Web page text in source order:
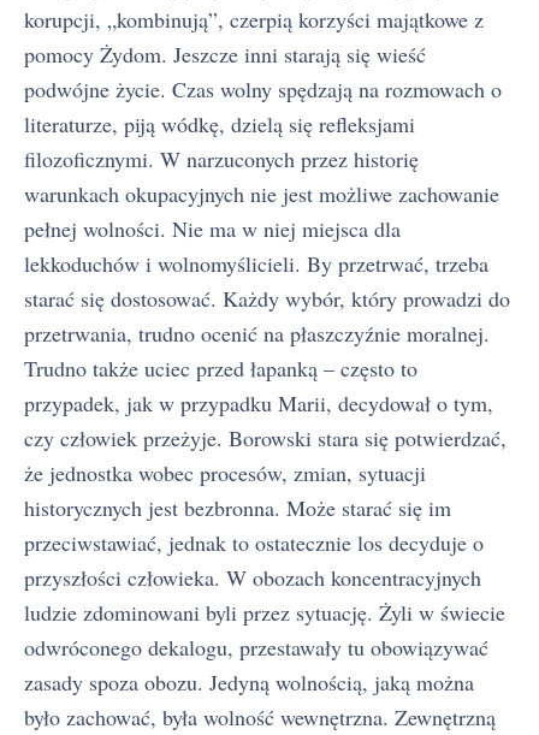
korupcji, „kombinują”, czerpią korzyści majątkowe z
pomocy Żydom. Jeszcze inni starają się wieść
podwójne życie. Czas wolny spędzają na rozmowach o
literaturze, piją wódkę, dzielą się refleksjami
filozoficznymi. W narzuconych przez historię
warunkach okupacyjnych nie jest możliwe zachowanie
pełnej wolności. Nie ma w niej miejsca dla
lekkoduchów i wolnomyślicieli. By przetrwać, trzeba
starać się dostosować. Każdy wybór, który prowadzi do
przetrwania, trudno ocenić na płaszczyźnie moralnej.
Trudno także uciec przed łapanką – często to
przypadek, jak w przypadku Marii, decydował o tym,
czy człowiek przeżyje. Borowski stara się potwierdzać,
że jednostka wobec procesów, zmian, sytuacji
historycznych jest bezbronna. Może starać się im
przeciwstawiać, jednak to ostatecznie los decyduje o
przyszłości człowieka. W obozach koncentracyjnych
ludzie zdominowani byli przez sytuację. Żyli w świecie
odwróconego dekalogu, przestawały tu obowiązywać
zasady spoza obozu. Jedyną wolnością, jaką można
było zachować, była wolność wewnętrzna. Zewnętrzną